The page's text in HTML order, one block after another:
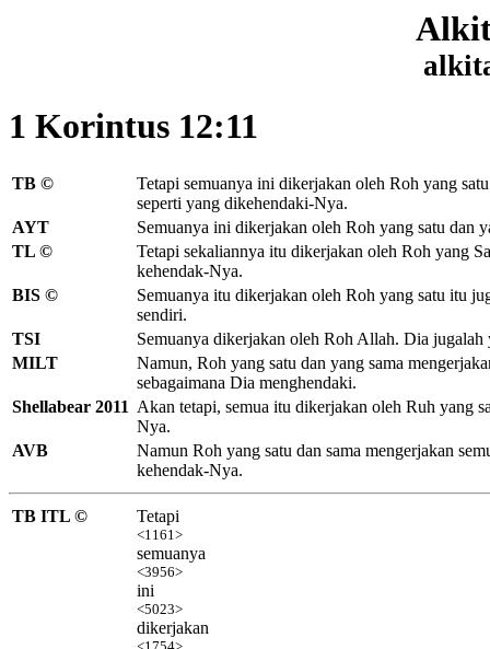
1 Korintus 12:11
TB © Tetapi semuanya ini dikerjakan oleh Roh yang
seperti yang dikehendaki-Nya.
AYT
Semuanya ini dikerjakan oleh Roh yang satu dan
TL ©
Tetapi sekaliannya itu dikerjakan oleh Roh yang
kehendak-Nya.
BIS ©
Semuanya itu dikerjakan oleh Roh yang satu itu
sendiri.
TSI
Semuanya dikerjakan oleh Roh Allah. Dia jugalah
MILT
Namun, Roh yang satu dan yang sama
sebagaimana Dia menghendaki.
Shellabear 2011 Akan tetapi, semua itu dikerjakan oleh Ruh yang
Nya.
AVB
Namun Roh yang satu dan sama mengerjakan
kehendak-Nya.
TB ITL © Tetapi
<1161>
semuanya
<3956>
ini
<5023>
dikerjakan